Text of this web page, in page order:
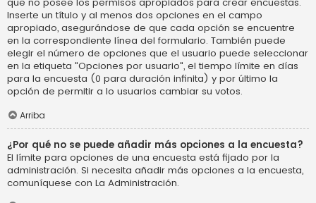
Inserte un título y al menos dos opciones en el campo
apropiado, asegurándose de que cada opción se encuentre
en la correspondiente línea del formulario. También puede
elegir el número de opciones que el usuario puede seleccionar
en la etiqueta "Opciones por usuario", el tiempo límite en días
para la encuesta (0 para duración infinita) y por último la
opción de permitir a lo usuarios cambiar su votos.
Arriba
¿Por qué no se puede añadir más opciones a la encuesta?
El límite para opciones de una encuesta está fijado por la
administración. Si necesita añadir más opciones a la encuesta,
comuníquese con La Administración.